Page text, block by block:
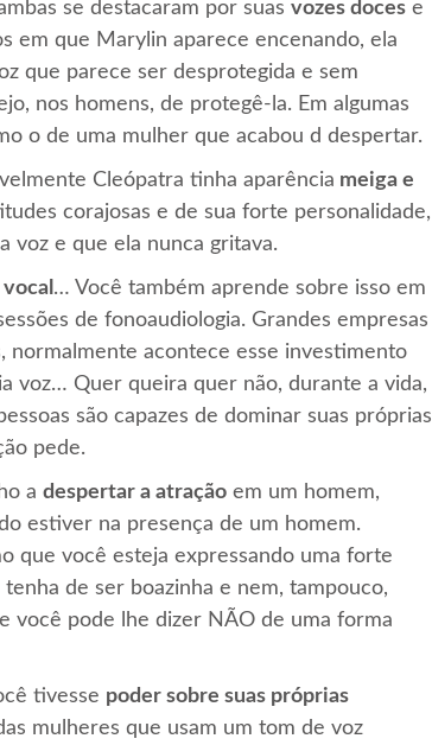
se destacaram por suas vozes doces e
em que Marylin aparece encenando, ela
que parece ser desprotegida e sem
nos homens, de protegê-la. Em algumas
o de uma mulher que acabou d despertar.
Cleópatra tinha aparência meiga e
corajosas e de sua forte personalidade,
voz e que ela nunca gritava.
… Você também aprende sobre isso em
de fonoaudiologia. Grandes empresas
normalmente acontece esse investimento
voz… Quer queira quer não, durante a vida,
são capazes de dominar suas próprias
pede.
a despertar a atração em um homem,
estiver na presença de um homem.
que você esteja expressando uma forte
de ser boazinha e nem, tampouco,
você pode lhe dizer NÃO de uma forma
tivesse poder sobre suas próprias
mulheres que usam um tom de voz